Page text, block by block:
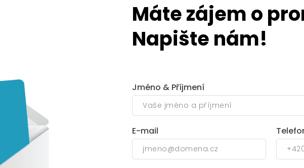
Máte zájem o
Napište nám!
Jméno & Příjmení
E-mail